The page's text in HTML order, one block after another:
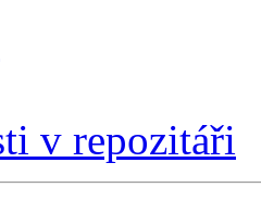
v repozitáři